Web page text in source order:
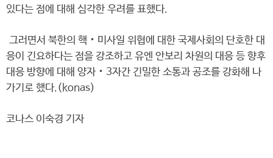
있다는 점에 대해 심각한 우려를 표했다.
그러면서 북한의 핵‧미사일 위협에 대한 국제사회의 단호한 대
응이 긴요하다는 점을 강조하고 유엔 안보리 차원의 대응 등 향후
대응 방향에 대해 양자‧3자간 긴밀한 소통과 공조를 강화해 나
가기로 했다.(konas)
코나스 이숙경 기자